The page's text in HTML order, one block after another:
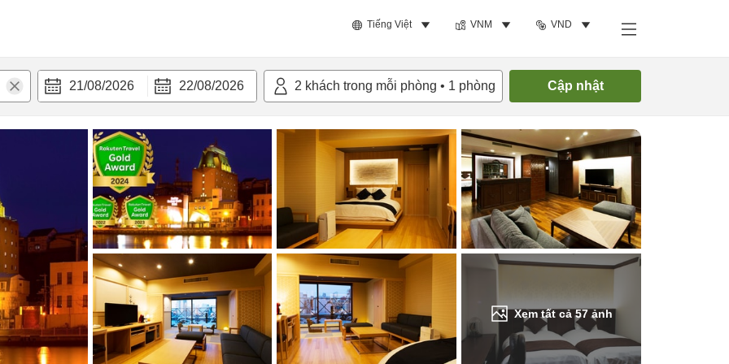
Tiếng Việt VNM VND
21/08/2026 22/08/2026 2 khách trong mỗi phòng • 1 phòng Cập nhật
Xem tất cả57 ảnh
bật Tiện nghi Tìm phòng trống